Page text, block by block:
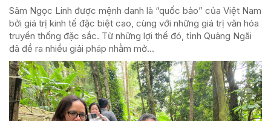
Sâm Ngọc Linh được mệnh danh là “quốc bảo” của Việt Nam
bởi giá trị kinh tế đặc biệt cao, cùng với những giá trị văn hóa
truyền thống đặc sắc. Từ những lợi thế đó, tỉnh Quảng Ngãi
đã đề ra nhiều giải pháp nhằm mở...